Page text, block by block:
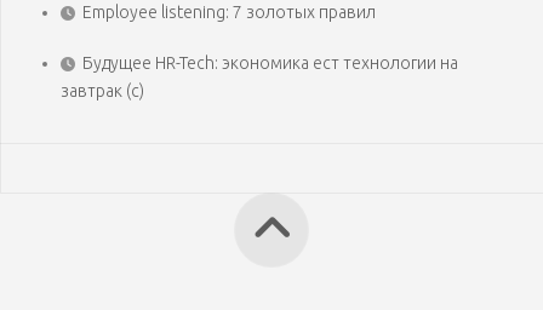
Employee listening: 7 золотых правил
Будущее HR-Tech: экономика ест технологии на
завтрак (с)